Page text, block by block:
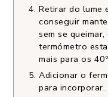
Retirar do lume
conseguir
sem se
termómetro
mais para os 40º
Adicionar o
para incorporar.